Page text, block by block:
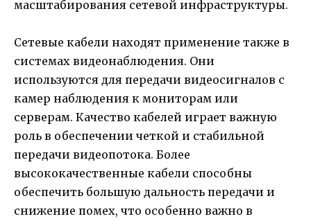
масштабирования сетевой инфраструктуры.
Сетевые кабели находят применение также в
системах видеонаблюдения. Они
используются для передачи видеосигналов с
камер наблюдения к мониторам или
серверам. Качество кабелей играет важную
роль в обеспечении четкой и стабильной
передачи видеопотока. Более
высококачественные кабели способны
обеспечить большую дальность передачи и
снижение помех, что особенно важно в